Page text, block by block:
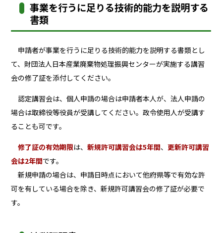
事業を行うに足りる技術的能力を説明する
書類
申請者が事業を行うに足りる技術的能力を説明する書類とし
て、財団法人日本産業廃棄物処理振興センターが実施する講習
会の修了証を添付してください。
認定講習会は、個人申請の場合は申請者本人が、法人申請の
場合は取締役等役員が受講してください。政令使用人が受講す
ることも可です。
修了証の有効期限は、新規許可講習会は5年間、更新許可講習
会は2年間です。
新規申請の場合は、申請日時点において他府県等で有効な許
可を有している場合を除き、新規許可講習会の修了証が必要で
す。